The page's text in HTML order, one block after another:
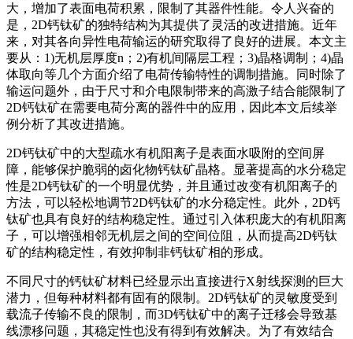
大，增加了表面电荷积累，限制了其器件性能。令人兴奋的
是，2D钙钛矿的独特结构为其提供了灵活的改进措施。近年
来，对其各向异性电荷输运的研究取得了良好的进展。本文主
要从：1)无机层厚度n；2)有机间隔层工程；3)晶格调制；4)晶
体取向等几个方面介绍了电荷传输特性的调制措施。同时除了
输运问题外，由于尺寸和介电限制带来的高激子结合能限制了
2D钙钛矿在需要电荷分离的器件中的应用，因此本文后续举
例分析了其改进措施。
2D钙钛矿中的大型疏水有机阳离子是表面水吸附的空间屏
障，能够保护脆弱的卤化物钙钛矿晶格。显著提高的水分稳定
性是2D钙钛矿的一个明显优势，并且通过改变有机阳离子的
方法，可以轻松地调节2D钙钛矿的水分稳定性。此外，2D钙
钛矿也具有良好的结构稳定性。通过引入体积庞大的有机阳离
子，可以增强相邻无机层之间的空间位阻，从而提高2D钙钛
矿的结构稳定性，有效抑制非钙钛矿相的形成。
不同尺寸的钙钛矿材料已经显示出直接进行X射线探测的巨大
潜力，但每种材料都有固有的限制。2D钙钛矿的灵敏度受到
载流子传输不良的限制，而3D钙钛矿中的离子迁移会导致基
线漂移问题，其稳定性也没有得到有效解决。为了有效结合